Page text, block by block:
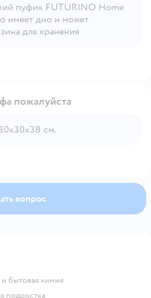
Открыть вопрос
пуфик FUTURINO Home
имеет дно и может
для хранения
Открыть вопрос
пожалуйста
30х30х38 cм.
вопрос
и бытовая химия
подростка